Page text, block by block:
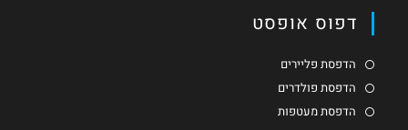
דפוס אופסט
הדפסת פליירים
הדפסת פולדרים
הדפסת מעטפות